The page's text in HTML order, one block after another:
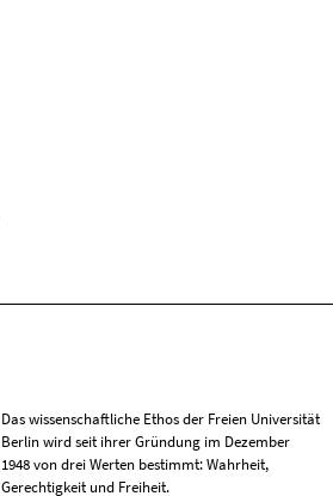
Das wissenschaftliche Ethos der Freien Universität
Berlin wird seit ihrer Gründung im Dezember
1948 von drei Werten bestimmt: Wahrheit,
Gerechtigkeit und Freiheit.